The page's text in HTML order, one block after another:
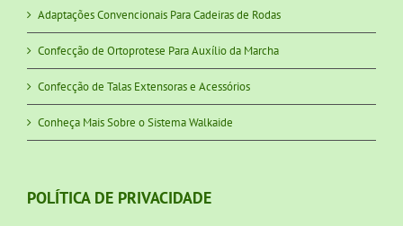
Adaptações Convencionais Para Cadeiras de Rodas
Confecção de Ortoprotese Para Auxílio da Marcha
Confecção de Talas Extensoras e Acessórios
Conheça Mais Sobre o Sistema Walkaide
POLÍTICA DE PRIVACIDADE